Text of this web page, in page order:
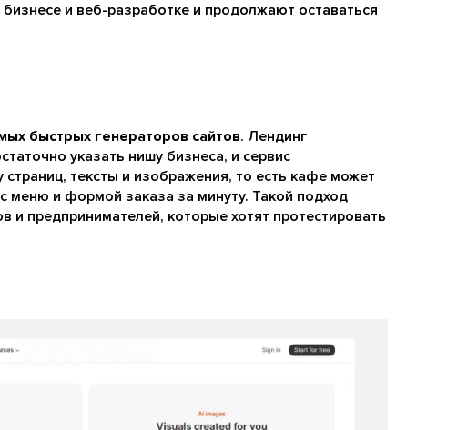
и веб-разработке и продолжают оставаться
быстрых генераторов сайтов. Лендинг
указать нишу бизнеса, и сервис
страниц, тексты и изображения, то есть кафе может
меню и формой заказа за минуту. Такой подход
и предпринимателей, которые хотят протестировать